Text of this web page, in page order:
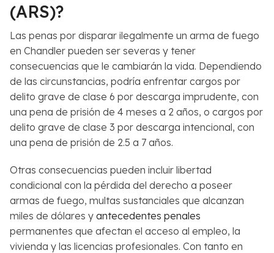
(ARS)?
Las penas por disparar ilegalmente un arma de fuego
en Chandler pueden ser severas y tener
consecuencias que le cambiarán la vida. Dependiendo
de las circunstancias, podría enfrentar cargos por
delito grave de clase 6 por descarga imprudente, con
una pena de prisión de 4 meses a 2 años, o cargos por
delito grave de clase 3 por descarga intencional, con
una pena de prisión de 2.5 a 7 años.
Otras consecuencias pueden incluir libertad
condicional con la pérdida del derecho a poseer
armas de fuego, multas sustanciales que alcanzan
miles de dólares y antecedentes penales
permanentes que afectan el acceso al empleo, la
vivienda y las licencias profesionales. Con tanto en